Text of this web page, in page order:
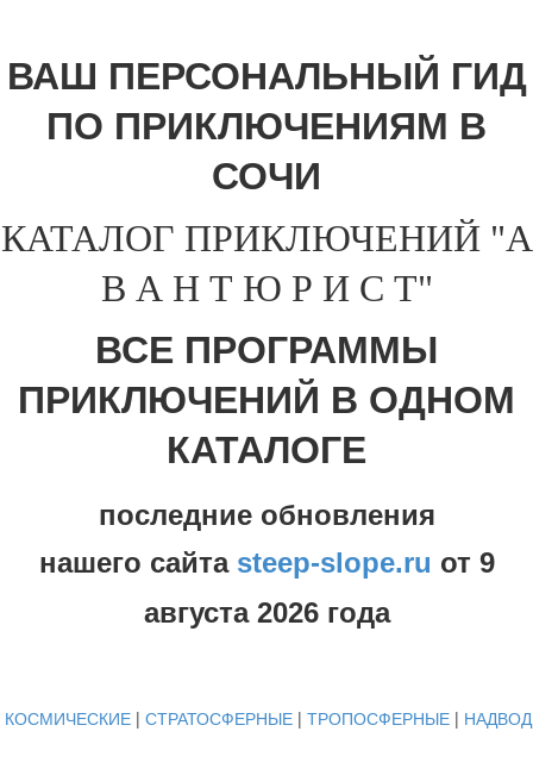
ВАШ ПЕРСОНАЛЬНЫЙ ГИД
ПО ПРИКЛЮЧЕНИЯМ В
СОЧИ
КАТАЛОГ ПРИКЛЮЧЕНИЙ "А
В А Н Т Ю Р И С Т"
ВСЕ ПРОГРАММЫ
ПРИКЛЮЧЕНИЙ В ОДНОМ
КАТАЛОГЕ
последние обновления
нашего сайта steep-slope.ru от 9
августа 2026 года
КОСМИЧЕСКИЕ | СТРАТОСФЕРНЫЕ | ТРОПОСФЕРНЫЕ |